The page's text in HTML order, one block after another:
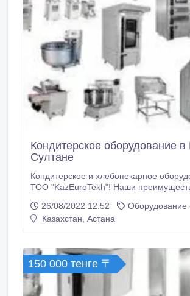
Кондитерское оборудование в
Султане
Кондитерское и хлебопекарное
ТОО "KazEuroTekh"! Наши преимущества: Гарантия
обслуживание. Монтаж. Экономичные. Простые в
управлении. Качественные. Бесплатная доставка в
мастера бесплатно произведут
установку у Вас на производстве.
26/08/2022 12:52
Оборудование
Казахстан, Астана
150 000 тенге 〒